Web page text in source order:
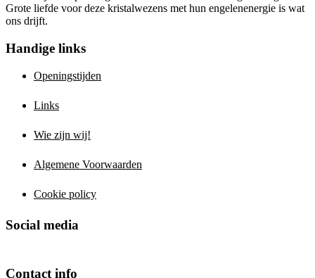
Grote liefde voor deze kristalwezens met hun engelenenergie is wat
ons drijft.
Handige links
Openingstijden
Links
Wie zijn wij!
Algemene Voorwaarden
Cookie policy
Social media
Contact info